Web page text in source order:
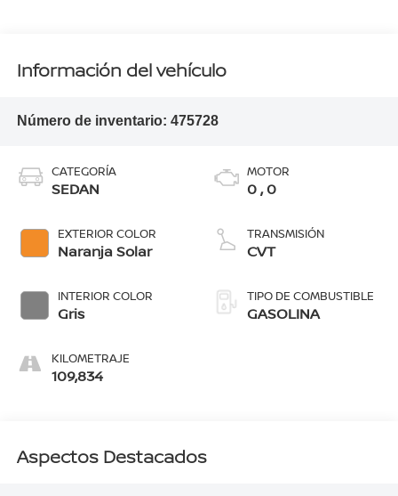
Información del vehículo
Número de inventario: 475728
CATEGORÍA
SEDAN
EXTERIOR COLOR
Naranja Solar
INTERIOR COLOR
Gris
KILOMETRAJE
109,834
MOTOR
0 , 0
TRANSMISIÓN
CVT
TIPO DE COMBUSTIBLE
GASOLINA
Aspectos Destacados